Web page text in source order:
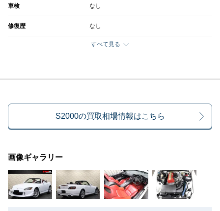
車検 なし
修復歴 なし
すべて見る
S2000の買取相場情報はこちら
画像ギャラリー